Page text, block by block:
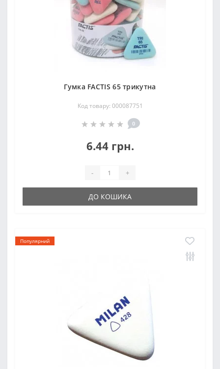
Гумка FACTIS 65 трикутна
Код товару: 000087751
0
6.44 грн.
- +
ДО КОШИКА
Популярний